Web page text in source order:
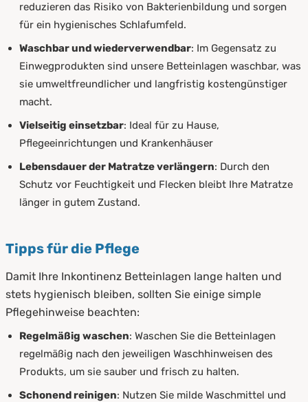
reduzieren das Risiko von Bakterienbildung und sorgen
für ein hygienisches Schlafumfeld.
Waschbar und wiederverwendbar: Im Gegensatz zu
Einwegprodukten sind unsere Betteinlagen waschbar, was
sie umweltfreundlicher und langfristig kostengünstiger
macht.
Vielseitig einsetzbar: Ideal für zu Hause,
Pflegeeinrichtungen und Krankenhäuser
Lebensdauer der Matratze verlängern: Durch den
Schutz vor Feuchtigkeit und Flecken bleibt Ihre Matratze
länger in gutem Zustand.
Tipps für die Pflege
Damit Ihre Inkontinenz Betteinlagen lange halten und
stets hygienisch bleiben, sollten Sie einige simple
Pflegehinweise beachten:
Regelmäßig waschen: Waschen Sie die Betteinlagen
regelmäßig nach den jeweiligen Waschhinweisen des
Produkts, um sie sauber und frisch zu halten.
Schonend reinigen: Nutzen Sie milde Waschmittel und